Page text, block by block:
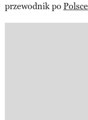
przewodnik po